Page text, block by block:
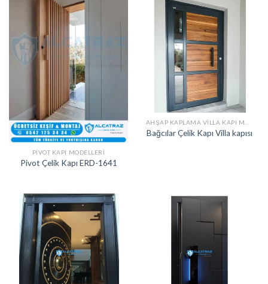
PIVOT KAPI MODELLERI
Pivot Çelik Kapı ERD-1641
AHŞAP KAPLAMA VILLA KAPI MODELLERI
Bağcılar Çelik Kapı Villa kapısı